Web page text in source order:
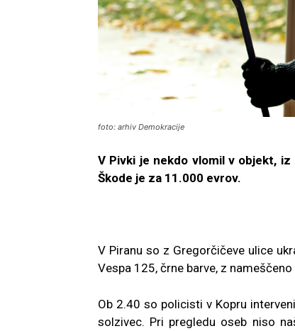
foto: arhiv Demokracije
V Pivki je nekdo vlomil v objekt,
Škode je za 11.000 evrov.
V Piranu so z Gregorčičeve ulice
Vespa 125, črne barve, z
Ob 2.40 so policisti v Kopru
solzivec. Pri pregledu oseb niso